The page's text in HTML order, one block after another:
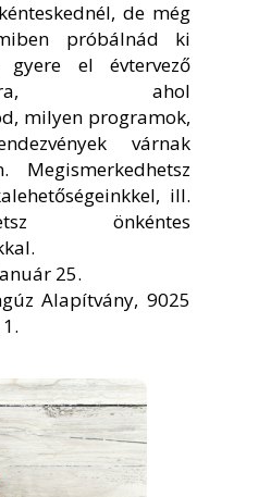
de még
próbálnád ki
el évtervező
ahol
milyen programok,
várnak
Megismerkedhetsz
ill.
önkéntes
25.
Alapítvány, 9025